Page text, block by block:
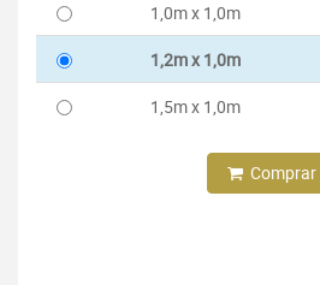
1,0m x 1,0m
1,2m x 1,0m
1,5m x 1,0m
Comprar